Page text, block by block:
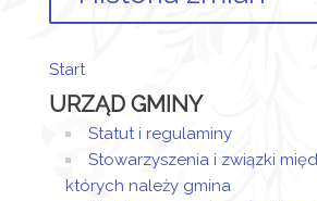
został
utworzony.
Dodane
załączniki
listopad
2020
Start
URZĄD GMINY
Statut i regulaminy
Stowarzyszenia i związki
których należy gmina